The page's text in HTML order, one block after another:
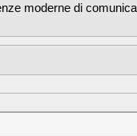
moderne di